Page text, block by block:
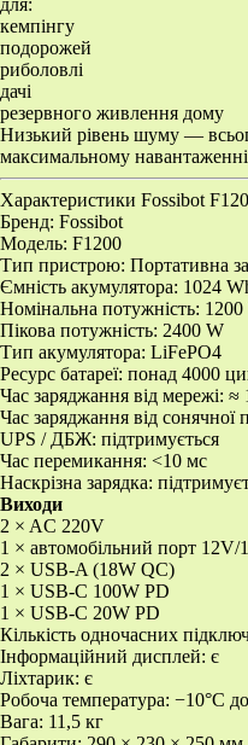
для:
кемпінгу
подорожей
риболовлі
дачі
резервного живлення дому
Низький рівень шуму —
максимальному
Характеристики Fossibot
Бренд: Fossibot
Модель: F1200
Тип пристрою: Портативна
Ємність акумулятора: 1024
Номінальна потужність:
Пікова потужність: 2400 W
Тип акумулятора: LiFePO4
Ресурс батареї: понад 4000
Час заряджання від мережі: ≈
Час заряджання від сонячної
UPS / ДБЖ: підтримується
Час перемикання: <10 мс
Наскрізна зарядка:
Виходи
2 × AC 220V
1 × автомобільний порт 12V/
2 × USB-A (18W QC)
1 × USB-C 100W PD
1 × USB-C 20W PD
Кількість одночасних
Інформаційний дисплей: є
Ліхтарик: є
Робоча температура: −10°C
Вага: 11,5 кг